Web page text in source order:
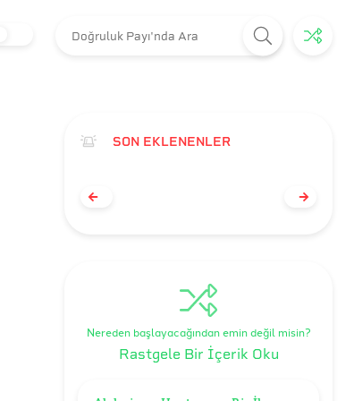
SON EKLENENLER
Nereden başlayacağından emin değil misin?
Rastgele Bir İçerik Oku